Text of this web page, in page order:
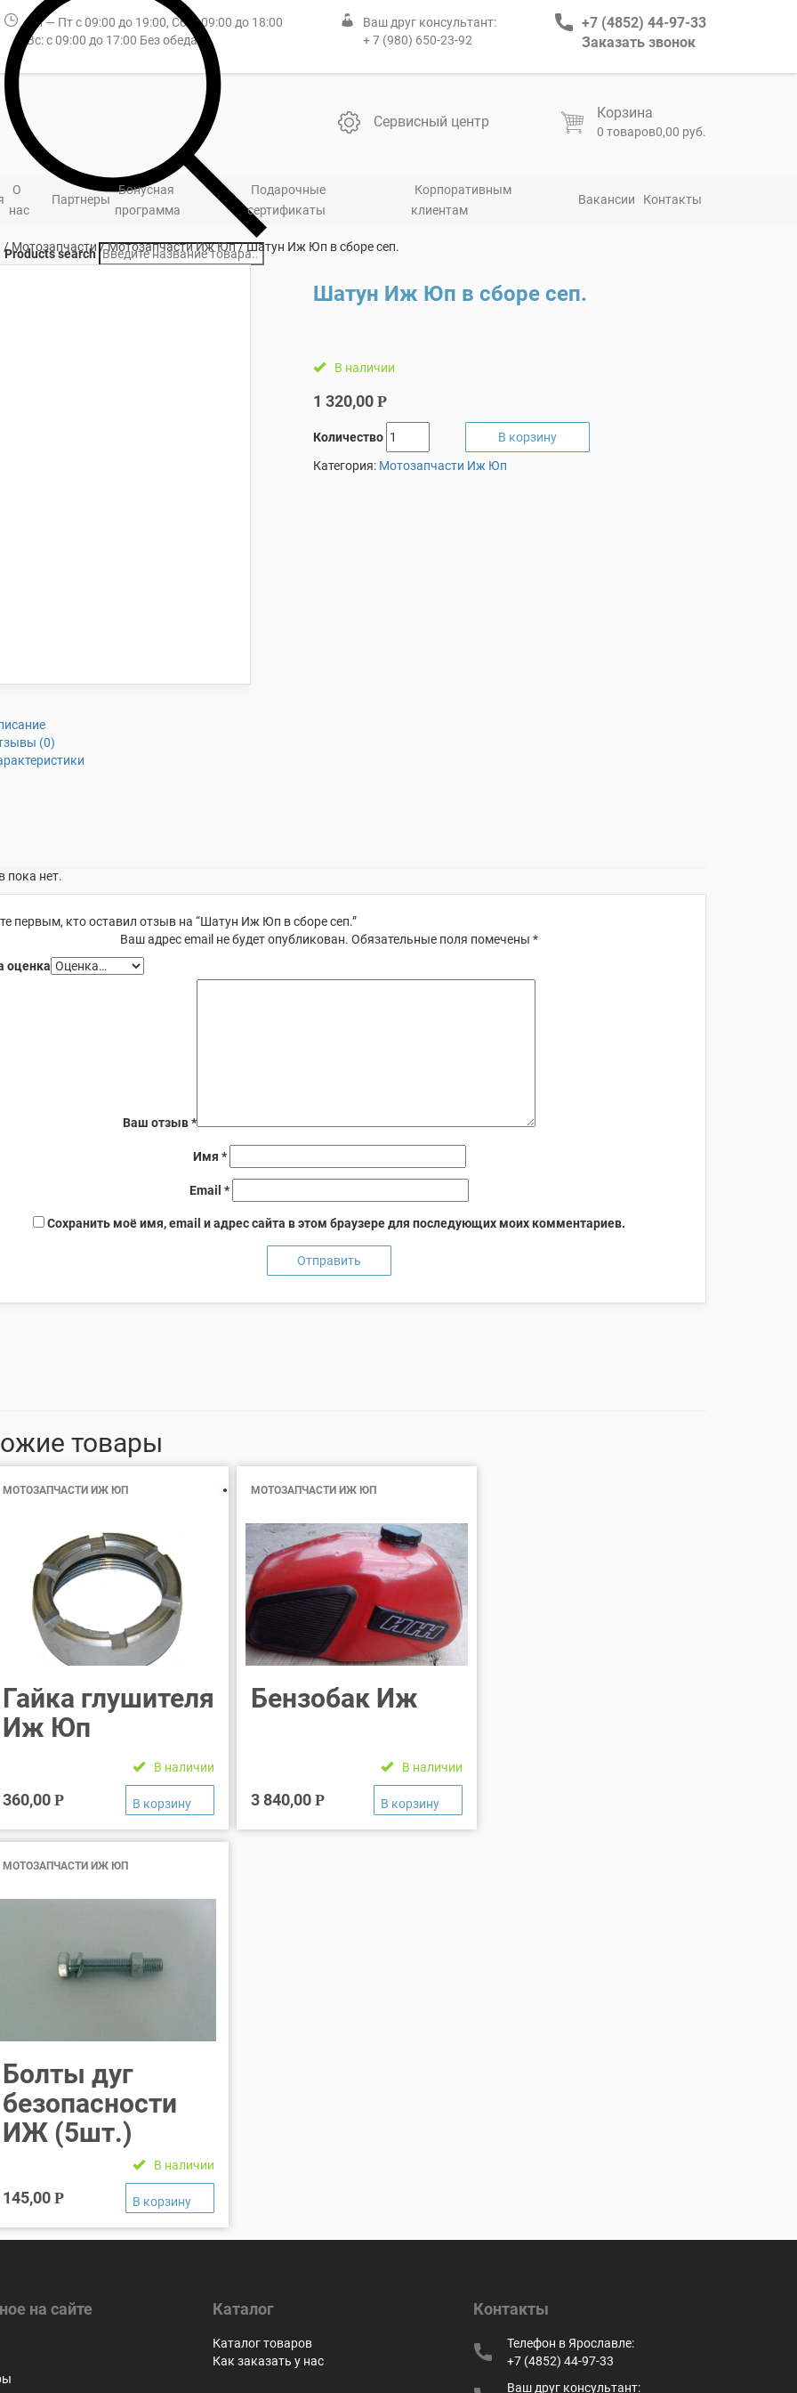
Пн — Пт с 09:00 до 19:00, Сб: с 09:00 до 18:00
Вс: с 09:00 до 17:00 Без обеда
Ваш друг консультант:
+ 7 (980) 650-23-92
+7 (4852) 44-97-33
Заказать звонок
Products search
Сервисный центр
Корзина
0 товаров0,00 руб.
О
нас
Партнеры
Бонусная
программа
Подарочные
сертификаты
Корпоративным
клиентам
Вакансии Контакты
/Мотозапчасти/Мотозапчасти Иж Юп/ Шатун Иж Юп в сборе сеп.
Шатун Иж Юп в сборе сеп.
В наличии
1 320,00Р
Количество
В корзину
Категория: Мотозапчасти Иж Юп
(0)
пока нет.
первым, кто оставил отзыв на “Шатун Иж Юп в сборе сеп.”
Ваш адрес email не будет опубликован. Обязательные поля помечены*
оценка
Ваш отзыв*
Имя *
Email*
Сохранить моё имя, email и адрес сайта в этом браузере для последующих моих комментариев.
товары
МОТОЗАПЧАСТИ ИЖ ЮП
Гайка глушителя
Иж Юп
В наличии
360,00 Р
МОТОЗАПЧАСТИ ИЖ ЮП
Бензобак Иж
В наличии
3 840,00Р
МОТОЗАПЧАСТИ ИЖ ЮП
Болты дуг
безопасности
ИЖ (5шт.)
В наличии
145,00 Р
на сайте Каталог
Каталог товаров
Как заказать у нас
Контакты
Телефон в Ярославле:
+7 (4852) 44-97-33
Ваш друг консультант: